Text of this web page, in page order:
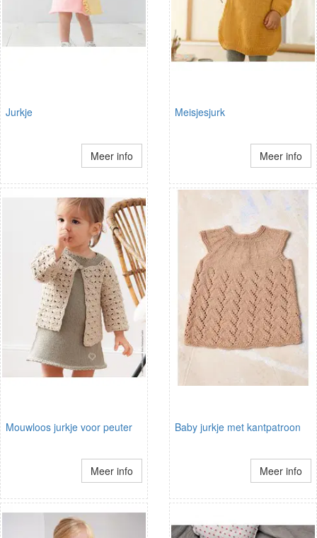
Jurkje
Meer info
Meisjesjurk
Meer info
Mouwloos jurkje voor peuter
Meer info
Baby jurkje met kantpatroon
Meer info